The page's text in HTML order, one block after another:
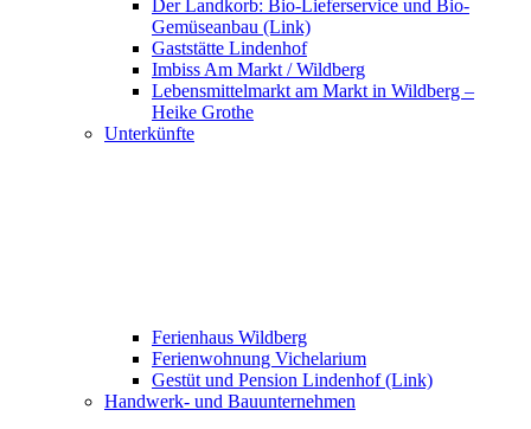
Der Landkorb: Bio-Lieferservice und Bio-
Gemüseanbau (Link)
Gaststätte Lindenhof
Imbiss Am Markt / Wildberg
Lebensmittelmarkt am Markt in Wildberg –
Heike Grothe
Unterkünfte
Ferienhaus Wildberg
Ferienwohnung Vichelarium
Gestüt und Pension Lindenhof (Link)
Handwerk- und Bauunternehmen